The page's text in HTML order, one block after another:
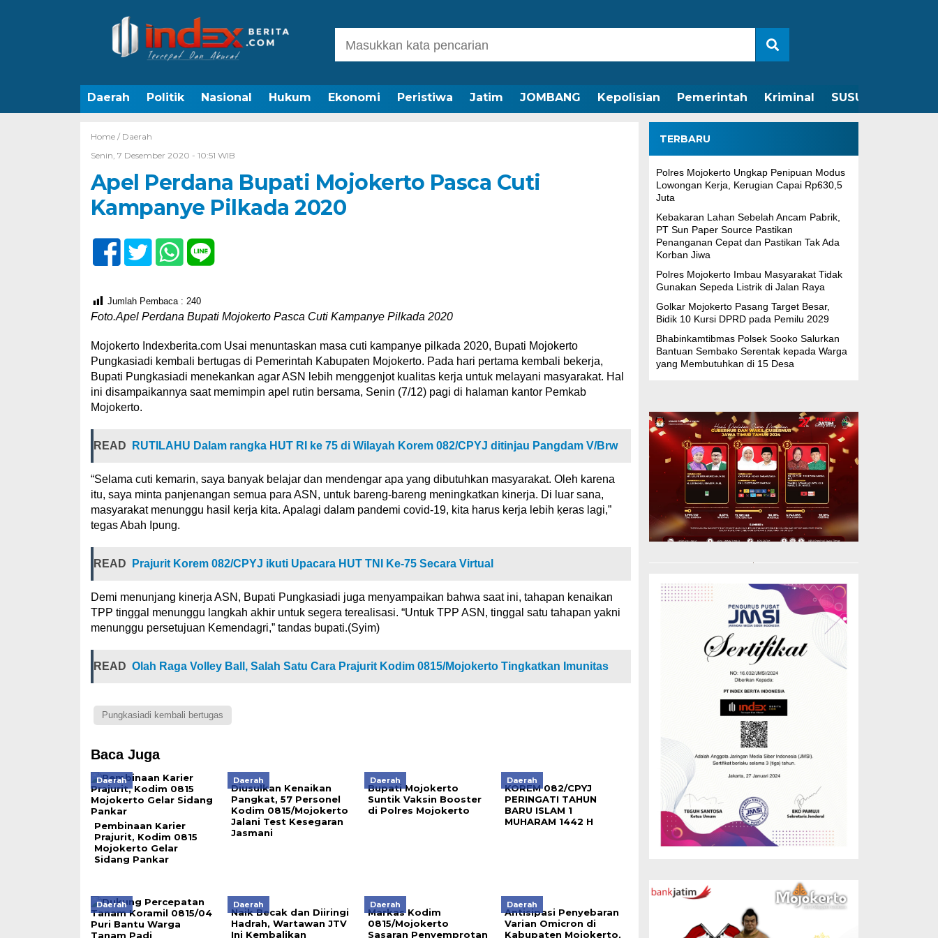
Daerah Politik Nasional Hukum Ekonomi Peristiwa Jatim JOMBANG Kepolisian Pemerintah Kriminal SUSUNAN
Home / Daerah
Senin, 7 Desember 2020 - 10:51 WIB
Apel Perdana Bupati Mojokerto Pasca Cuti
Kampanye Pilkada 2020
Jumlah Pembaca : 240
Foto.Apel Perdana Bupati Mojokerto Pasca Cuti Kampanye Pilkada 2020
Mojokerto Indexberita.com Usai menuntaskan masa cuti kampanye pilkada 2020, Bupati Mojokerto
Pungkasiadi kembali bertugas di Pemerintah Kabupaten Mojokerto. Pada hari pertama kembali bekerja,
Bupati Pungkasiadi menekankan agar ASN lebih menggenjot kualitas kerja untuk melayani masyarakat. Hal
ini disampaikannya saat memimpin apel rutin bersama, Senin (7/12) pagi di halaman kantor Pemkab
Mojokerto.
READ RUTILAHU Dalam rangka HUT RI ke 75 di Wilayah Korem 082/CPYJ ditinjau Pangdam V/Brw
“Selama cuti kemarin, saya banyak belajar dan mendengar apa yang dibutuhkan masyarakat. Oleh karena
itu, saya minta panjenangan semua para ASN, untuk bareng-bareng meningkatkan kinerja. Di luar sana,
masyarakat menunggu hasil kerja kita. Apalagi dalam pandemi covid-19, kita harus kerja lebih ķeras lagi,”
tegas Abah Ipung.
READ Prajurit Korem 082/CPYJ ikuti Upacara HUT TNI Ke-75 Secara Virtual
Demi menunjang kinerja ASN, Bupati Pungkasiadi juga menyampaikan bahwa saat ini, tahapan kenaikan
TPP tinggal menunggu langkah akhir untuk segera terealisasi. “Untuk TPP ASN, tinggal satu tahapan yakni
menunggu persetujuan Kemendagri,” tandas bupati.(Syim)
READ Olah Raga Volley Ball, Salah Satu Cara Prajurit Kodim 0815/Mojokerto Tingkatkan Imunitas
Pungkasiadi kembali bertugas
Baca Juga
Daerah
Pembinaan Karier
Prajurit, Kodim 0815
Mojokerto Gelar
Sidang Pankar
Daerah
Diusulkan Kenaikan
Pangkat, 57 Personel
Kodim 0815/Mojokerto
Jalani Test Kesegaran
Jasmani
Daerah
Bupati Mojokerto
Suntik Vaksin Booster
di Polres Mojokerto
Daerah
KOREM 082/CPYJ
PERINGATI TAHUN
BARU ISLAM 1
MUHARAM 1442 H
Daerah Daerah
Naik Becak dan Diiringi
Hadrah, Wartawan JTV
Ini Kembalikan
Daerah
Markas Kodim
0815/Mojokerto
Sasaran Penyemprotan
Daerah
Antisipasi Penyebaran
Varian Omicron di
Kabupaten Mojokerto,
TERBARU
Polres Mojokerto Ungkap Penipuan Modus
Lowongan Kerja, Kerugian Capai Rp630,5
Juta
Kebakaran Lahan Sebelah Ancam Pabrik,
PT Sun Paper Source Pastikan
Penanganan Cepat dan Pastikan Tak Ada
Korban Jiwa
Polres Mojokerto Imbau Masyarakat Tidak
Gunakan Sepeda Listrik di Jalan Raya
Golkar Mojokerto Pasang Target Besar,
Bidik 10 Kursi DPRD pada Pemilu 2029
Bhabinkamtibmas Polsek Sooko Salurkan
Bantuan Sembako Serentak kepada Warga
yang Membutuhkan di 15 Desa